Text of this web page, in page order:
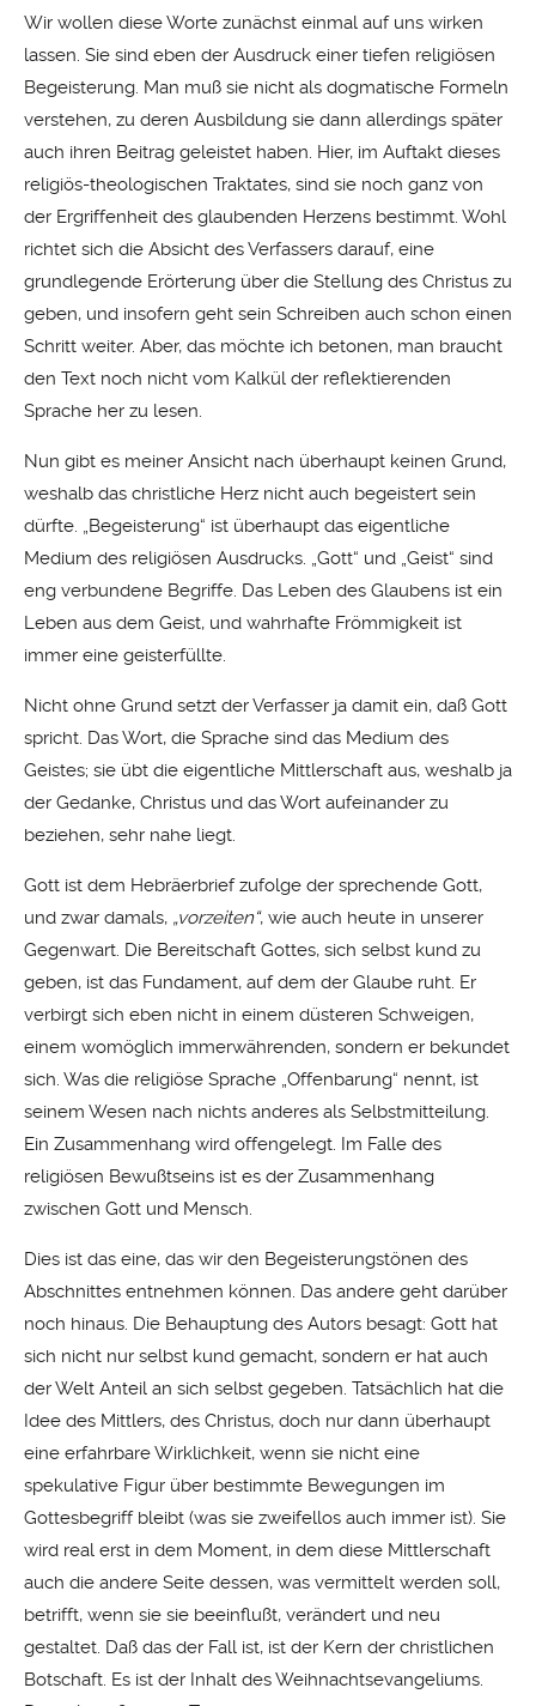
Wir wollen diese Worte zunächst einmal auf uns wirken
lassen. Sie sind eben der Ausdruck einer tiefen religiösen
Begeisterung. Man muß sie nicht als dogmatische Formeln
verstehen, zu deren Ausbildung sie dann allerdings später
auch ihren Beitrag geleistet haben. Hier, im Auftakt dieses
religiös-theologischen Traktates, sind sie noch ganz von
der Ergriffenheit des glaubenden Herzens bestimmt. Wohl
richtet sich die Absicht des Verfassers darauf, eine
grundlegende Erörterung über die Stellung des Christus zu
geben, und insofern geht sein Schreiben auch schon einen
Schritt weiter. Aber, das möchte ich betonen, man braucht
den Text noch nicht vom Kalkül der reflektierenden
Sprache her zu lesen.
Nun gibt es meiner Ansicht nach überhaupt keinen Grund,
weshalb das christliche Herz nicht auch begeistert sein
dürfte. „Begeisterung“ ist überhaupt das eigentliche
Medium des religiösen Ausdrucks. „Gott“ und „Geist“ sind
eng verbundene Begriffe. Das Leben des Glaubens ist ein
Leben aus dem Geist, und wahrhafte Frömmigkeit ist
immer eine geisterfüllte.
Nicht ohne Grund setzt der Verfasser ja damit ein, daß Gott
spricht. Das Wort, die Sprache sind das Medium des
Geistes; sie übt die eigentliche Mittlerschaft aus, weshalb ja
der Gedanke, Christus und das Wort aufeinander zu
beziehen, sehr nahe liegt.
Gott ist dem Hebräerbrief zufolge der sprechende Gott,
und zwar damals, „vorzeiten“, wie auch heute in unserer
Gegenwart. Die Bereitschaft Gottes, sich selbst kund zu
geben, ist das Fundament, auf dem der Glaube ruht. Er
verbirgt sich eben nicht in einem düsteren Schweigen,
einem womöglich immerwährenden, sondern er bekundet
sich. Was die religiöse Sprache „Offenbarung“ nennt, ist
seinem Wesen nach nichts anderes als Selbstmitteilung.
Ein Zusammenhang wird offengelegt. Im Falle des
religiösen Bewußtseins ist es der Zusammenhang
zwischen Gott und Mensch.
Dies ist das eine, das wir den Begeisterungstönen des
Abschnittes entnehmen können. Das andere geht darüber
noch hinaus. Die Behauptung des Autors besagt: Gott hat
sich nicht nur selbst kund gemacht, sondern er hat auch
der Welt Anteil an sich selbst gegeben. Tatsächlich hat die
Idee des Mittlers, des Christus, doch nur dann überhaupt
eine erfahrbare Wirklichkeit, wenn sie nicht eine
spekulative Figur über bestimmte Bewegungen im
Gottesbegriff bleibt (was sie zweifellos auch immer ist). Sie
wird real erst in dem Moment, in dem diese Mittlerschaft
auch die andere Seite dessen, was vermittelt werden soll,
betrifft, wenn sie sie beeinflußt, verändert und neu
gestaltet. Daß das der Fall ist, ist der Kern der christlichen
Botschaft. Es ist der Inhalt des Weihnachtsevangeliums.